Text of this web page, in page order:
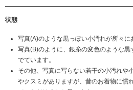
状態
写真(A)のような黒っぽい小汚れが所々に
写真(B)のように、銀糸の変色のような
でています。
その他、写真に写らない若干の小汚れや
やクスミがありますが、昔のお着物に慣